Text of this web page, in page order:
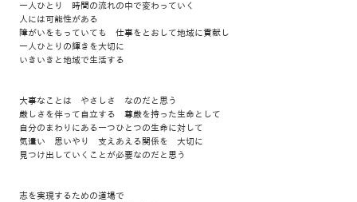
一人ひとり 時間の流れの中で変わっていく
人には可能性がある
障がいをもっていても 仕事をとおして地域に貢献し
一人ひとりの輝きを大切に
いきいきと地域で生活する
大事なことは やさしさ なのだと思う
厳しさを伴って自立する 尊厳を持った生命として
自分のまわりにある一つひとつの生命に対して
気遣い 思いやり 支えあえる関係を 大切に
見つけ出していくことが必要なのだと思う
志を実現するための道場で